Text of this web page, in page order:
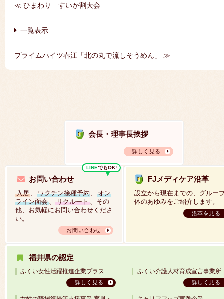
≪ ひまわり すいか割大会
一覧表示
プライムハイツ春江「北の丸で流しそうめん」 ≫
会長・理事長挨拶
詳しく見る
お問い合わせ
LINEでもOK!
入居、 ワクチン接種予約 、オン
ライン面会、 リクルート、その
他、お気軽にお問い合わせくださ
い。
お問い合わせ
FJメディケア沿革
設立から現在までの、グルー
体のあゆみをご紹介します。
沿革を見る
福井県の認定
ふくい女性活躍推進企業プラス
詳しく見る
ふくい介護人材育成宣言事業所
詳しく見る